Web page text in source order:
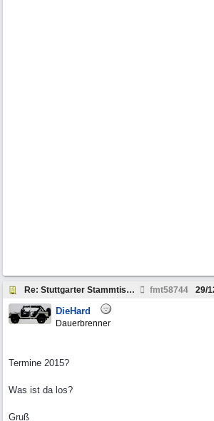
Re: Stuttgarter Stammtisch: Termine 2014 fmt58744 29/
DieHard
Dauerbrenner
Termine 2015?
Was ist da los?
Gruß